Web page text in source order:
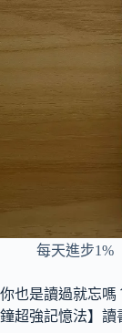
每天進步1%
你也是讀過就忘嗎
鐘超強記憶法】讀